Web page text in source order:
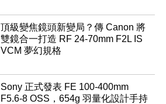
頂級變焦鏡頭新變局？傳 Canon 將
雙鏡合一打造 RF 24-70mm F2L IS
VCM 夢幻規格
Sony 正式發表 FE 100-400mm
F5.6-8 OSS，654g 羽量化設計手持